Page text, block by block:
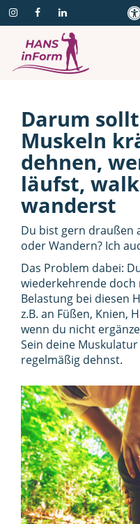
Darum
Muskeln
dehnen,
läufst,
wanderst
Du bist gern draußen
oder Wandern? Ich
Das Problem dabei:
wiederkehrende
Belastung bei diesen
z.B. an Füßen, Knien,
wenn du nicht
Sein deine
regelmäßig dehnst.